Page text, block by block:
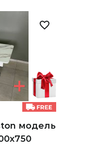
модель